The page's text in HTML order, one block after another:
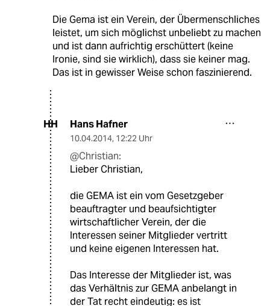
Die Gema ist ein Verein, der Übermenschliches
leistet, um sich möglichst unbeliebt zu machen
und ist dann aufrichtig erschüttert (keine
Ironie, sind sie wirklich), dass sie keiner mag.
Das ist in gewisser Weise schon faszinierend.
HH Hans Hafner
10.04.2014, 12:22 Uhr
@Christian:
Lieber Christian,
die GEMA ist ein vom Gesetzgeber
beauftragter und beaufsichtigter
wirtschaftlicher Verein, der die
Interessen seiner Mitglieder vertritt
und keine eigenen Interessen hat.
Das Interesse der Mitglieder ist, was
das Verhältnis zur GEMA anbelangt in
der Tat recht eindeutig: es ist